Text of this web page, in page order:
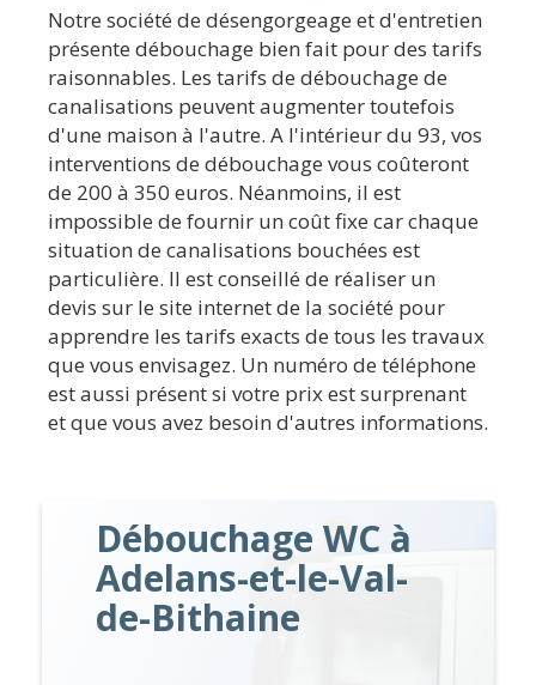
Notre société de désengorgeage et d'entretien
présente débouchage bien fait pour des tarifs
raisonnables. Les tarifs de débouchage de
canalisations peuvent augmenter toutefois
d'une maison à l'autre. A l'intérieur du 93, vos
interventions de débouchage vous coûteront
de 200 à 350 euros. Néanmoins, il est
impossible de fournir un coût fixe car chaque
situation de canalisations bouchées est
particulière. Il est conseillé de réaliser un
devis sur le site internet de la société pour
apprendre les tarifs exacts de tous les travaux
que vous envisagez. Un numéro de téléphone
est aussi présent si votre prix est surprenant
et que vous avez besoin d'autres informations.
Débouchage WC à
Adelans-et-le-Val-
de-Bithaine